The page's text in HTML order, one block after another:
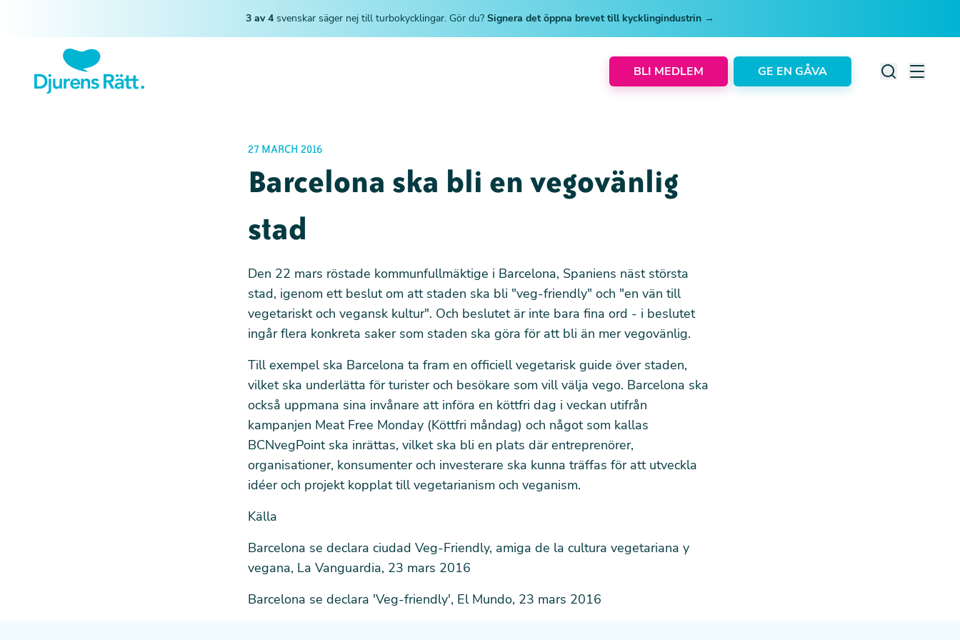
3 av 4 svenskar säger nej till turbokycklingar. Gör du? Signera det öppna brevet till kycklingindustrin →
BLI MEDLEM GE EN GÅVA
27 MARCH 2016
Barcelona ska bli en vegovänlig
stad
Den 22 mars röstade kommunfullmäktige i Barcelona, Spaniens näst största
stad, igenom ett beslut om att staden ska bli "veg-friendly" och "en vän till
vegetariskt och vegansk kultur". Och beslutet är inte bara fina ord - i beslutet
ingår flera konkreta saker som staden ska göra för att bli än mer vegovänlig.
Till exempel ska Barcelona ta fram en officiell vegetarisk guide över staden,
vilket ska underlätta för turister och besökare som vill välja vego. Barcelona ska
också uppmana sina invånare att införa en köttfri dag i veckan utifrån
kampanjen Meat Free Monday (Köttfri måndag) och något som kallas
BCNvegPoint ska inrättas, vilket ska bli en plats där entreprenörer,
organisationer, konsumenter och investerare ska kunna träffas för att utveckla
idéer och projekt kopplat till vegetarianism och veganism.
Källa
Barcelona se declara ciudad Veg-Friendly, amiga de la cultura vegetariana y
vegana, La Vanguardia, 23 mars 2016
Barcelona se declara 'Veg-friendly', El Mundo, 23 mars 2016